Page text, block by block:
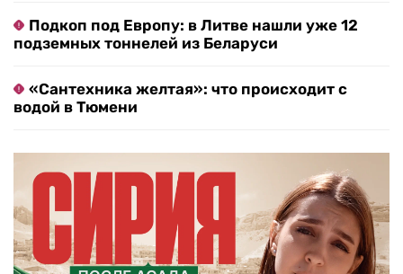
Подкоп под Европу: в Литве нашли уже 12
подземных тоннелей из Беларуси
«Сантехника желтая»: что происходит с
водой в Тюмени